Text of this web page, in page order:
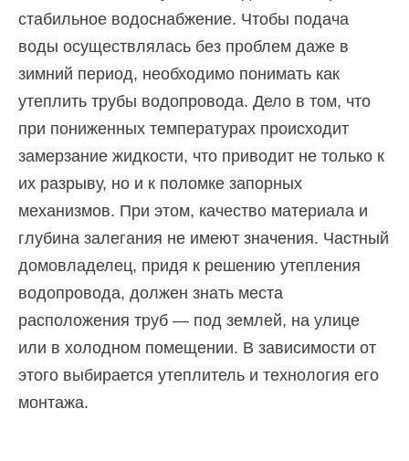
стабильное водоснабжение. Чтобы подача
воды осуществлялась без проблем даже в
зимний период, необходимо понимать как
утеплить трубы водопровода. Дело в том, что
при пониженных температурах происходит
замерзание жидкости, что приводит не только к
их разрыву, но и к поломке запорных
механизмов. При этом, качество материала и
глубина залегания не имеют значения. Частный
домовладелец, придя к решению утепления
водопровода, должен знать места
расположения труб — под землей, на улице
или в холодном помещении. В зависимости от
этого выбирается утеплитель и технология его
монтажа.